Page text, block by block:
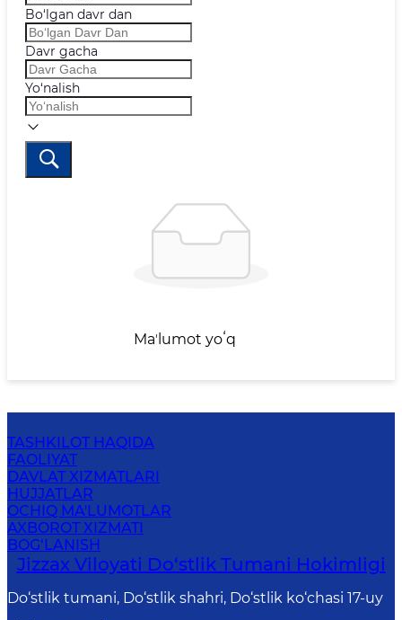
Bo‘lgan davr dan
Davr gacha
Yo‘nalish
Maʼlumot yoʻq
TASHKILOT HAQIDA
FAOLIYAT
DAVLAT XIZMATLARI
HUJJATLAR
OCHIQ MA'LUMOTLAR
AXBOROT XIZMATI
BOG‘LANISH
Jizzax Viloyati Do‘stlik Tumani Hokimligi
Do‘stlik tumani, Do‘stlik shahri, Do‘stlik ko‘chasi 17-uy